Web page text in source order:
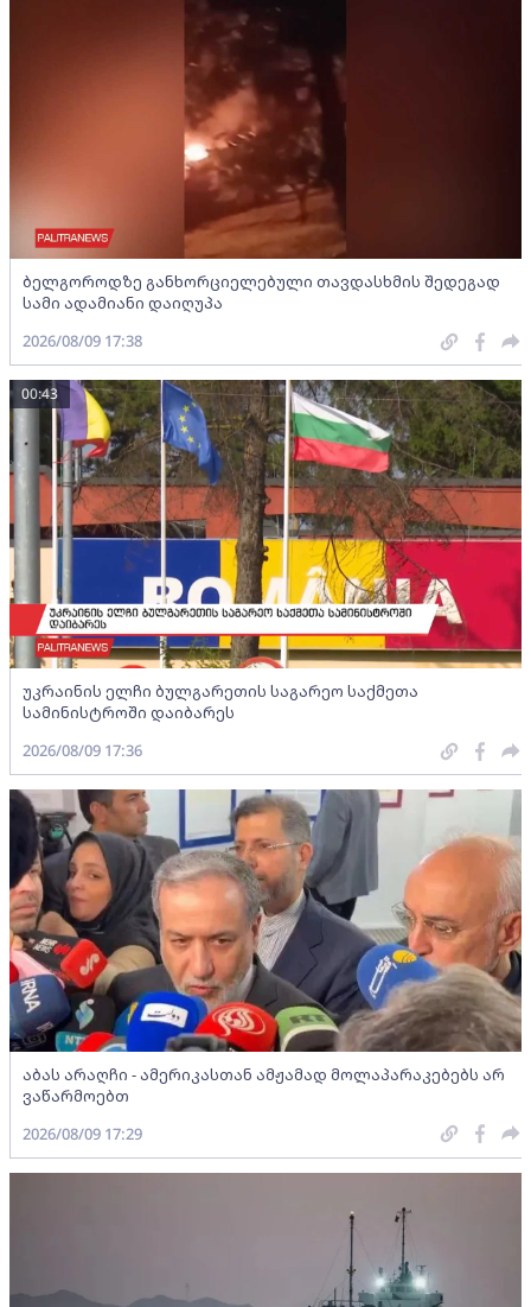
ბელგოროდზე განხორციელებული თავდასხმის შედეგად
სამი ადამიანი დაიღუპა
2026/08/09 17:38
უკრაინის ელჩი ბულგარეთის საგარეო საქმეთა
სამინისტროში დაიბარეს
00:43
2026/08/09 17:36
აბას არაღჩი - ამერიკასთან ამჟამად მოლაპარაკებებს არ
ვაწარმოებთ
2026/08/09 17:29